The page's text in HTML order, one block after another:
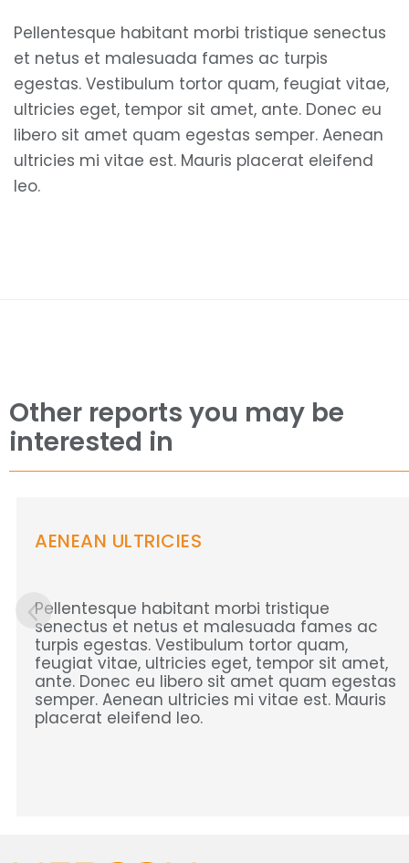
Pellentesque habitant morbi tristique senectus
et netus et malesuada fames ac turpis
egestas. Vestibulum tortor quam, feugiat vitae,
ultricies eget, tempor sit amet, ante. Donec eu
libero sit amet quam egestas semper. Aenean
ultricies mi vitae est. Mauris placerat eleifend
leo.
Other reports you may be
interested in
AENEAN ULTRICIES
Pellentesque habitant morbi tristique
senectus et netus et malesuada fames ac
turpis egestas. Vestibulum tortor quam,
feugiat vitae, ultricies eget, tempor sit amet,
ante. Donec eu libero sit amet quam egestas
semper. Aenean ultricies mi vitae est. Mauris
placerat eleifend leo.